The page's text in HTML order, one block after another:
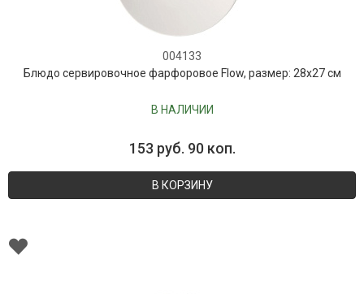
004133
Блюдо сервировочное фарфоровое Flow, размер: 28x27 см
В НАЛИЧИИ
153 руб. 90 коп.
В КОРЗИНУ